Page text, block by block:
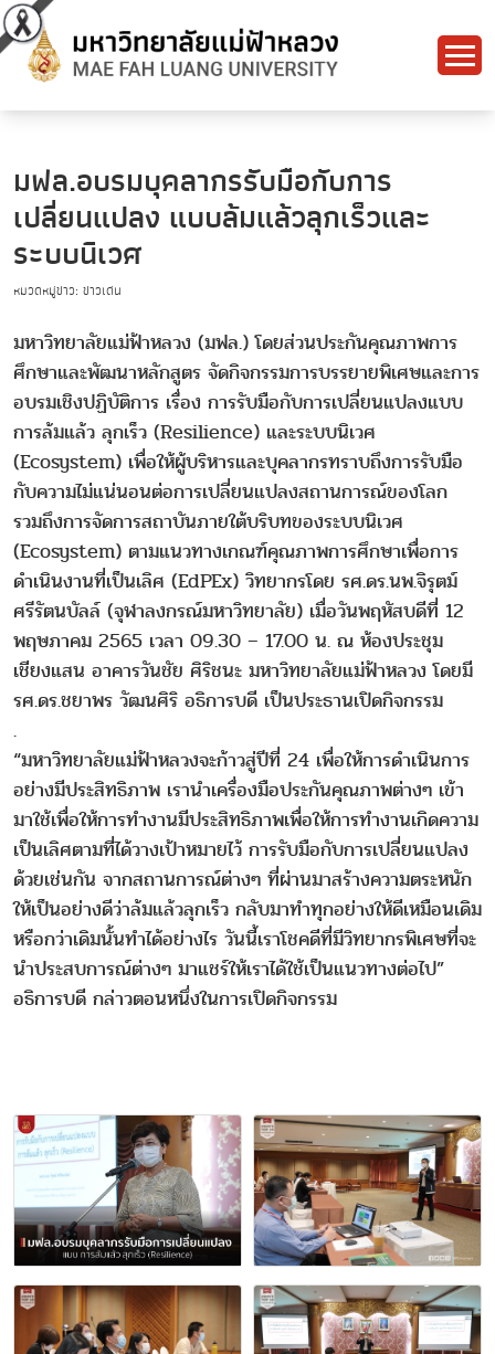
มฟล.อบรมบุคลากรรับมือกับการ
เปลี่ยนแปลง แบบล้มแล้วลุกเร็วและ
ระบบนิเวศ
หมวดหมู่ข่าว: ข่าวเด่น
มหาวิทยาลัยแม่ฟ้าหลวง (มฟล.) โดยส่วนประกันคุณภาพการ
ศึกษาและพัฒนาหลักสูตร จัดกิจกรรมการบรรยายพิเศษและการ
อบรมเชิงปฏิบัติการ เรื่อง การรับมือกับการเปลี่ยนแปลงแบบ
การล้มแล้ว ลุกเร็ว (Resilience) และระบบนิเวศ
(Ecosystem) เพื่อให้ผู้บริหารและบุคลากรทราบถึงการรับมือ
กับความไม่แน่นอนต่อการเปลี่ยนแปลงสถานการณ์ของโลก
รวมถึงการจัดการสถาบันภายใต้บริบทของระบบนิเวศ
(Ecosystem) ตามแนวทางเกณฑ์คุณภาพการศึกษาเพื่อการ
ดำเนินงานที่เป็นเลิศ (EdPEx) วิทยากรโดย รศ.ดร.นพ.จิรุตม์
ศรีรัตนบัลล์ (จุฬาลงกรณ์มหาวิทยาลัย) เมื่อวันพฤหัสบดีที่ 12
พฤษภาคม 2565 เวลา 09.30 – 17.00 น. ณ ห้องประชุม
เชียงแสน อาคารวันชัย ศิริชนะ มหาวิทยาลัยแม่ฟ้าหลวง โดยมี
รศ.ดร.ชยาพร วัฒนศิริ อธิการบดี เป็นประธานเปิดกิจกรรม
.
“มหาวิทยาลัยแม่ฟ้าหลวงจะก้าวสู่ปีที่ 24 เพื่อให้การดำเนินการ
อย่างมีประสิทธิภาพ เรานำเครื่องมือประกันคุณภาพต่างๆ เข้า
มาใช้เพื่อให้การทำงานมีประสิทธิภาพเพื่อให้การทำงานเกิดความ
เป็นเลิศตามที่ได้วางเป้าหมายไว้ การรับมือกับการเปลี่ยนแปลง
ด้วยเช่นกัน จากสถานการณ์ต่างๆ ที่ผ่านมาสร้างความตระหนัก
ให้เป็นอย่างดีว่าล้มแล้วลุกเร็ว กลับมาทำทุกอย่างให้ดีเหมือนเดิม
หรือกว่าเดิมนั้นทำได้อย่างไร วันนี้เราโชคดีที่มีวิทยากรพิเศษที่จะ
นำประสบการณ์ต่างๆ มาแชร์ให้เราได้ใช้เป็นแนวทางต่อไป”
อธิการบดี กล่าวตอนหนึ่งในการเปิดกิจกรรม